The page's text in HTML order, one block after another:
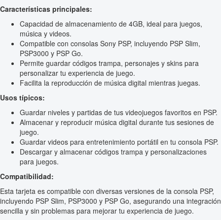
Características principales:
Capacidad de almacenamiento de 4GB, ideal para juegos,
música y videos.
Compatible con consolas Sony PSP, incluyendo PSP Slim,
PSP3000 y PSP Go.
Permite guardar códigos trampa, personajes y skins para
personalizar tu experiencia de juego.
Facilita la reproducción de música digital mientras juegas.
Usos típicos:
Guardar niveles y partidas de tus videojuegos favoritos en PSP.
Almacenar y reproducir música digital durante tus sesiones de
juego.
Guardar videos para entretenimiento portátil en tu consola PSP.
Descargar y almacenar códigos trampa y personalizaciones
para juegos.
Compatibilidad:
Esta tarjeta es compatible con diversas versiones de la consola PSP,
incluyendo PSP Slim, PSP3000 y PSP Go, asegurando una integración
sencilla y sin problemas para mejorar tu experiencia de juego.